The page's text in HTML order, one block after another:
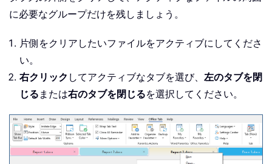
に必要なグループだけを残しましょう。
片側をクリアしたいファイルをアクティブにしてくださ
い。
右クリック してアクティブなタブを選び、 左のタブを閉
じる または右のタブを閉じるを選択してください。